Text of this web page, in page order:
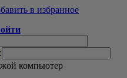
в избранное
компьютер